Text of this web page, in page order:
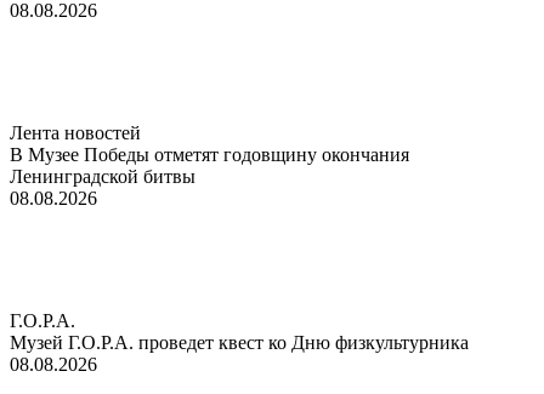
08.08.2026
Лента новостей
В Музее Победы отметят годовщину окончания
Ленинградской битвы
08.08.2026
Г.О.Р.А.
Музей Г.О.Р.А. проведет квест ко Дню физкультурника
08.08.2026